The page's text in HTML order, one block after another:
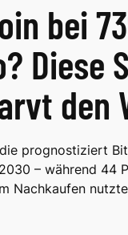
bei
Diese
den
prognostiziert
– während 44
Nachkaufen